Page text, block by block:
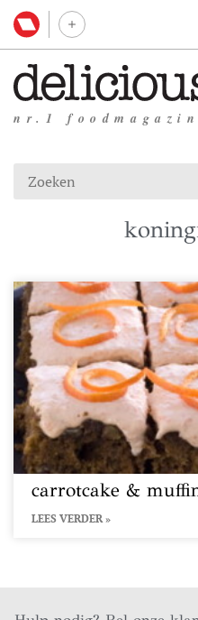
nr.1
carrotcake &
LEES VERDER »